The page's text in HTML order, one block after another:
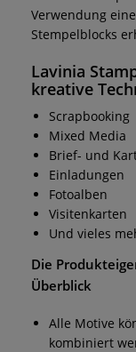
Verwendung
Stempelblocks
Lavinia
kreative
Scrapbooking
Mixed Media
Brief- und
Einladungen
Fotoalben
Visitenkarten
Und vieles
Die
Überblick
Alle Motive
kombiniert